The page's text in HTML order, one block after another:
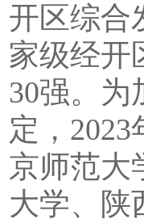
开区综合
家级经开
30强。为
定，
京师范大
大学、陕